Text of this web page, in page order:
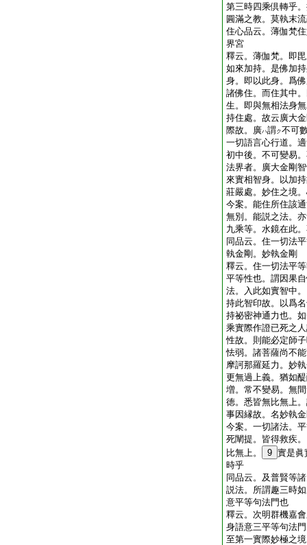
第三時四乘倶轉乎
圓滿之教。莫執末
住心品云。薄伽梵
界宮
釋云。薄伽梵。即
如來加持。是佛加
身。即以此身。爲
諸佛住。而住其中
生。即與無相法身
持住處。故云廣大
際故。廣ハ謂ク不可
一切語言心行道。
初中後。不可變易
法界者。廣大金剛
來實相智身。以加
莊嚴處。妙住之境
今案。能住所住該
無別。能説之法。
九乘等。水鏡在此
同品云。住一切法
執金剛。妙執金剛
釋云。住一切法平
平等性也。謂因果
法。入此如實智中
持此智印故。以爲
持祕密神通力也。
乘實際作證已死之
性故。則能必定師
怯弱。諸菩薩尚不
摩訶那羅延力。妙
更無過上義。猶如
増。常不變易。無
徳。悉皆無比無上
事因縁故。名妙執
今案。一切諸法。
死闡提。皆得救疾
比無上。
9 實是眞
時乎
同品云。及普賢等
説法。所謂趣三時
意平等句法門也
釋云。次明群機嘉
身語意三平等句法
至第一實際妙極之